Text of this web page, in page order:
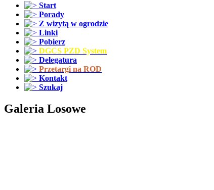
Start
Porady
Z wizytą w ogrodzie
Linki
Pobierz
DGCS PZD System
Delegatura
Przetargi na ROD
Kontakt
Szukaj
Galeria Losowe